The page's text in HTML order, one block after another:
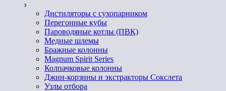
Дистиляторы с сухопарником
Перегонные кубы
Пароводяные котлы (ПВК)
Медные шлемы
Бражные колонны
Magnum Spirit Series
Колпачковые колонны
Джин-корзины и экстракторы Сокслета
Узлы отбора